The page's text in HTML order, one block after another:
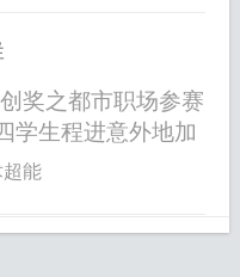
奖之都市职场参赛
学生程进意外地加
能